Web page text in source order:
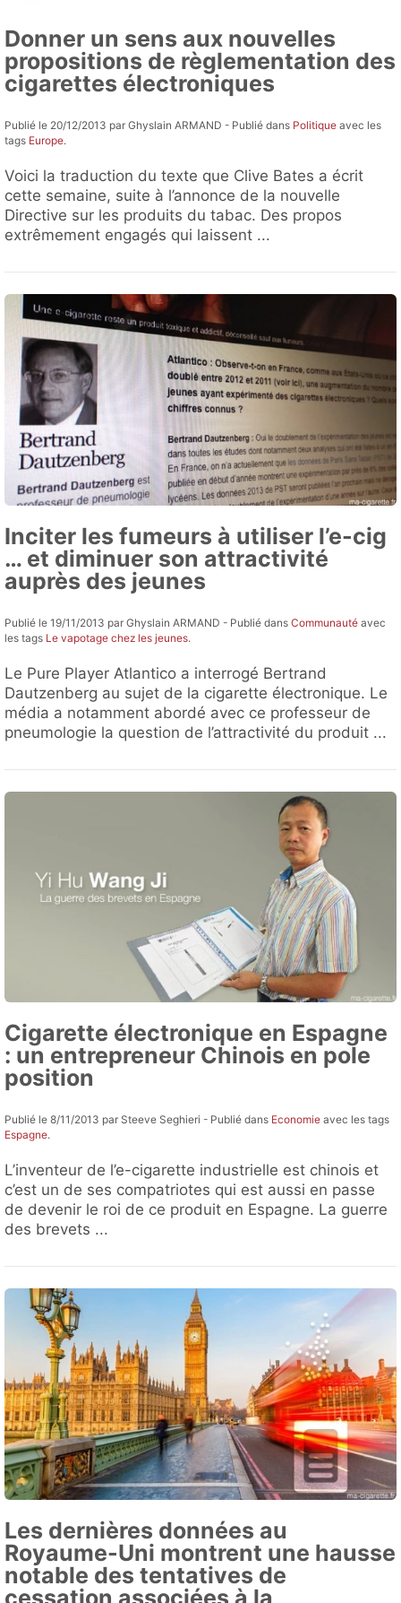
Donner un sens aux nouvelles
propositions de règlementation des
cigarettes électroniques
Publié le 20/12/2013 par Ghyslain ARMAND - Publié dans Politique avec les
tags Europe.
Voici la traduction du texte que Clive Bates a écrit
cette semaine, suite à l’annonce de la nouvelle
Directive sur les produits du tabac. Des propos
extrêmement engagés qui laissent ...
Inciter les fumeurs à utiliser l’e-cig
… et diminuer son attractivité
auprès des jeunes
Publié le 19/11/2013 par Ghyslain ARMAND - Publié dans Communauté avec
les tags Le vapotage chez les jeunes.
Le Pure Player Atlantico a interrogé Bertrand
Dautzenberg au sujet de la cigarette électronique. Le
média a notamment abordé avec ce professeur de
pneumologie la question de l’attractivité du produit ...
Cigarette électronique en Espagne
: un entrepreneur Chinois en pole
position
Publié le 8/11/2013 par Steeve Seghieri - Publié dans Economie avec les tags
Espagne.
L’inventeur de l’e-cigarette industrielle est chinois et
c’est un de ses compatriotes qui est aussi en passe
de devenir le roi de ce produit en Espagne. La guerre
des brevets ...
Les dernières données au
Royaume-Uni montrent une hausse
notable des tentatives de